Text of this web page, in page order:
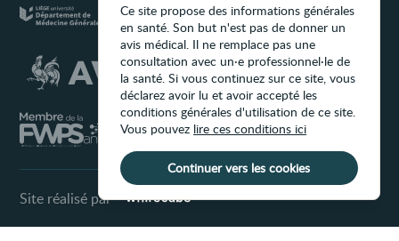
Site réalisé par
Ce site propose des informations générales
en santé. Son but n'est pas de donner un
avis médical. Il ne remplace pas une
consultation avec un·e professionnel·le de
la santé. Si vous continuez sur ce site, vous
déclarez avoir lu et avoir accepté les
conditions générales d'utilisation de ce site.
Vous pouvez lire ces conditions ici
Continuer vers les cookies